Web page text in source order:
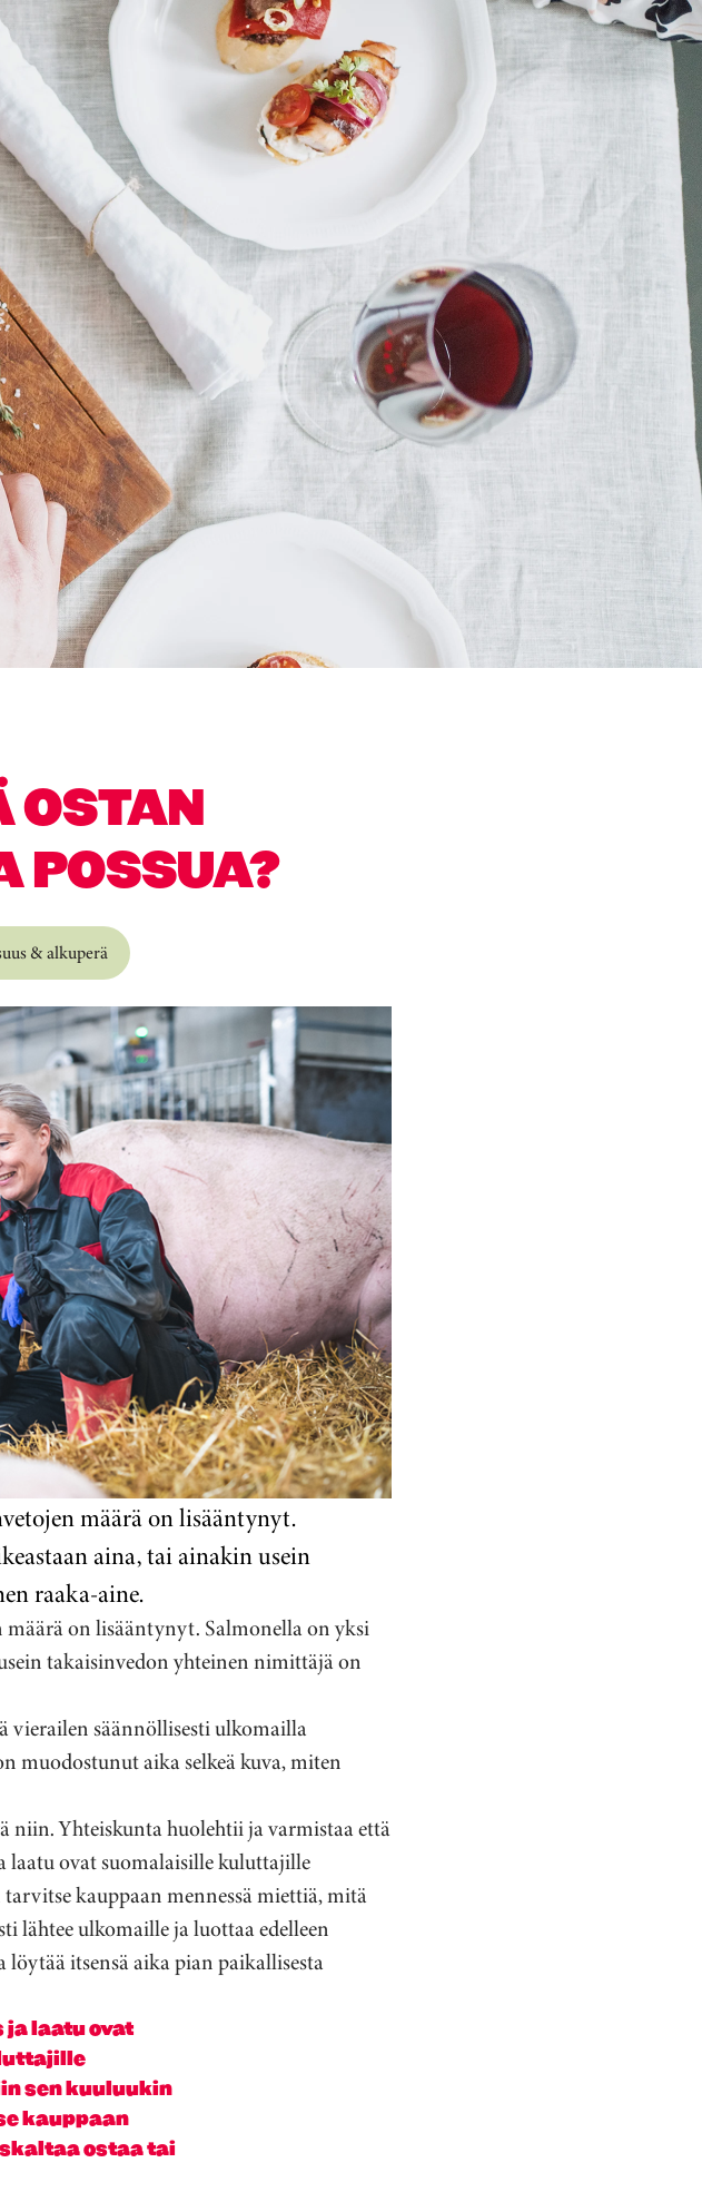
OSTAN
POSSUA?
& alkuperä
määrä on lisääntynyt.
aina, tai ainakin usein
raaka-aine.
on lisääntynyt. Salmonella on yksi
takaisinvedon yhteinen nimittäjä on
vierailen säännöllisesti ulkomailla
muodostunut aika selkeä kuva, miten
Yhteiskunta huolehtii ja varmistaa että
laatu ovat suomalaisille kuluttajille
kauppaan mennessä miettiä, mitä
lähtee ulkomaille ja luottaa edelleen
itsensä aika pian paikallisesta
laatu ovat
sen kuuluukin
kauppaan
ostaa tai